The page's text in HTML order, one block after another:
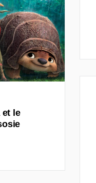
et le